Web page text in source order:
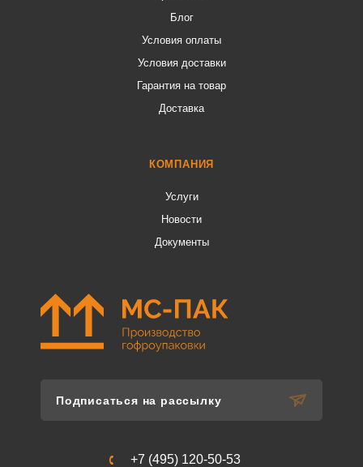
Блог
Условия оплаты
Условия доставки
Гарантия на товар
Доставка
КОМПАНИЯ
Услуги
Новости
Документы
Подписаться на рассылку
+7 (495) 120-50-53